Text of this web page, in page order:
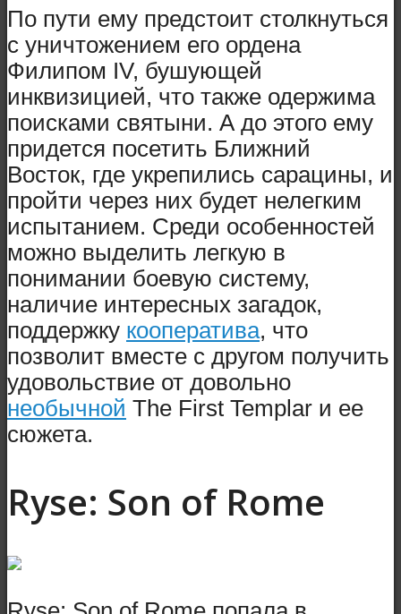
По пути ему предстоит столкнуться
с уничтожением его ордена
Филипом IV, бушующей
инквизицией, что также одержима
поисками святыни. А до этого ему
придется посетить Ближний
Восток, где укрепились сарацины, и
пройти через них будет нелегким
испытанием. Среди особенностей
можно выделить легкую в
понимании боевую систему,
наличие интересных загадок,
поддержку кооператива, что
позволит вместе с другом получить
удовольствие от довольно
необычной The First Templar и ее
сюжета.
Ryse: Son of Rome